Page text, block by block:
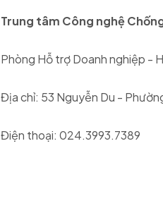
Trung tâm Công nghệ
Phòng Hỗ trợ Doanh nghiệp -
Địa chỉ: 53 Nguyễn Du -
Điện thoại: 024.3993.7389